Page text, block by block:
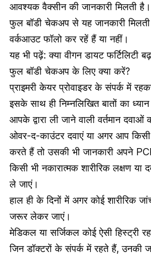
आवश्यकवैक्सीनकी जानकारी मिलती है।
फुल बॉडी चेकअप से यह जानकारी
वर्कआउट फॉलो कर रहें हैं या नहीं।
यह भी पढ़ें:क्या वीगन डायट फर्टिलिटी
फुल बॉडी चेकअप के लिए क्या करें?
प्राइमरी केयर प्रोवाइडर के संपर्क में
इसके साथ ही निम्नलिखित बातों का ध्यान
आपके द्वारा ली जाने वाली वर्तमान दवाओं
ओवर-द-काउंटर दवाएं या अगर आप
करते हैं तो उसकी भी जानकारी अपने
किसी भी नकारात्मक शारीरिक लक्षण
ले जाएं।
हाल ही के दिनों में अगर कोई शारीरिक
जरूर लेकर जाएं।
मेडिकल या सर्जिकल कोई ऐसी हिस्ट्री
जिन डॉक्टरों के संपर्क में रहते हैं, उनकी